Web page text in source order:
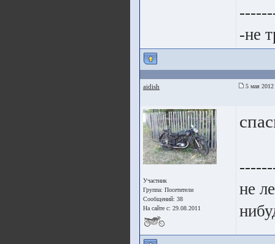
-не
aidish 5 мая
Участник
Группа: Посетители
Сообщений: 38
На сайте с: 29.08.2011
не